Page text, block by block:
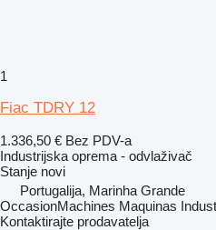
1
Fiac TDRY 12
1.336,50 € Bez PDV-a
Industrijska oprema - odvlaživač
Stanje novi
Portugalija, Marinha Grande
OccasionMachines Maquinas
Kontaktirajte prodavatelja